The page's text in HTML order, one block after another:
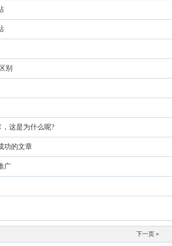
别
这是为什么呢?
功的文章
广
下一页 »